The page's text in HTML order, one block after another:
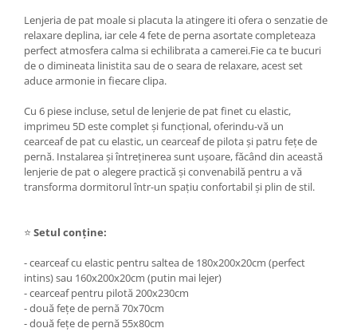
Lenjeria de pat moale si placuta la atingere iti ofera o senzatie de
relaxare deplina, iar cele 4 fete de perna asortate completeaza
perfect atmosfera calma si echilibrata a camerei.Fie ca te bucuri
de o dimineata linistita sau de o seara de relaxare, acest set
aduce armonie in fiecare clipa.
Cu 6 piese incluse, setul de lenjerie de pat finet cu elastic,
imprimeu 5D este complet și funcțional, oferindu-vă un
cearceaf de pat cu elastic, un cearceaf de pilota și patru fețe de
pernă. Instalarea și întreținerea sunt ușoare, făcând din această
lenjerie de pat o alegere practică și convenabilă pentru a vă
transforma dormitorul într-un spațiu confortabil și plin de stil.
⭐ Setul conține:
- cearceaf cu elastic pentru saltea de 180x200x20cm (perfect
intins) sau 160x200x20cm (putin mai lejer)
- cearceaf pentru pilotă 200x230cm
- două fețe de pernă 70x70cm
- două fețe de pernă 55x80cm